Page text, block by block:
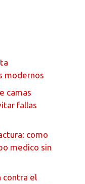
modernos
camas
fallas
como
medico sin
contra el